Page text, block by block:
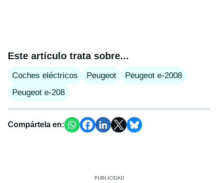
Este artículo trata sobre...
Coches eléctricos Peugeot
Peugeot e-2008
Peugeot e-208
Compártela en: